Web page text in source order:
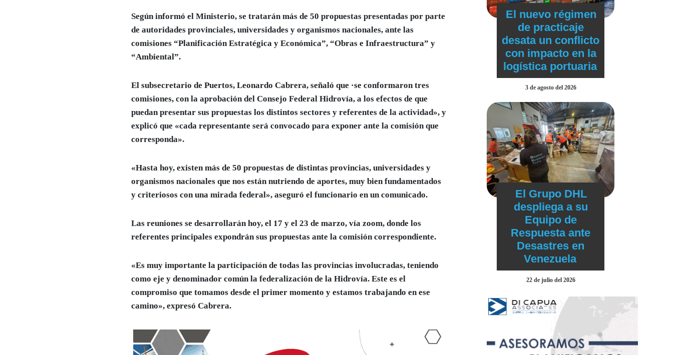
Según informó el Ministerio, se tratarán más de 50 propuestas presentadas por parte
de autoridades provinciales, universidades y organismos nacionales, ante las
comisiones “Planificación Estratégica y Económica”, “Obras e Infraestructura” y
“Ambiental”.
El subsecretario de Puertos, Leonardo Cabrera, señaló que ·se conformarontres
comisiones, con la aprobación del Consejo Federal Hidrovía, a los efectos de que
puedan presentar sus propuestas los distintos sectores y referentes de la actividad», y
explicó que «cada representante será convocado para exponer ante la comisión que
corresponda».
«Hasta hoy, existen más de 50 propuestas de distintas provincias, universidades y
organismos nacionales que nos están nutriendo de aportes, muy bien fundamentados
y criteriosos con una mirada federal», aseguró el funcionario en un comunicado.
Las reuniones se desarrollarán hoy, el 17 y el 23 de marzo, vía zoom, donde los
referentes principales expondrán sus propuestas ante la comisión correspondiente.
«Es muy importante la participación de todas las provincias involucradas, teniendo
como eje y denominador común la federalización de la Hidrovía. Este es el
compromiso que tomamos desde el primer momento y estamos trabajando en ese
camino», expresó Cabrera.
El nuevo régimen
de practicaje
desata un conflicto
con impacto en la
logística portuaria
3 de agosto del 2026
El Grupo DHL
despliega a su
Equipo de
Respuesta ante
Desastres en
Venezuela
22 de julio del 2026